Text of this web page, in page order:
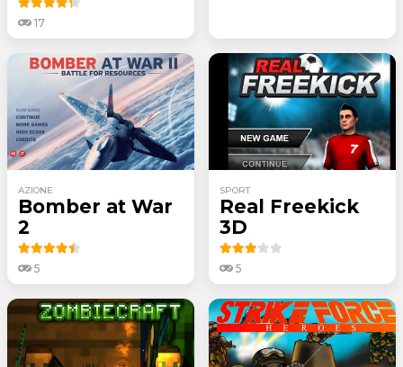
17
AZIONE
Bomber at War
2
5
SPORT
Real Freekick
3D
5